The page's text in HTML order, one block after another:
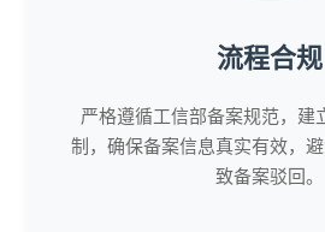
流程合规
严格遵循工信部备案规范，建
制，确保备案信息真实有效，
致备案驳回。